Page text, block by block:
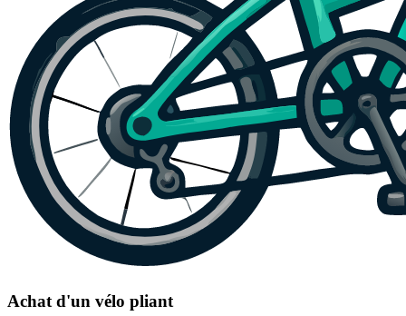
Achat d'un vélo pliant